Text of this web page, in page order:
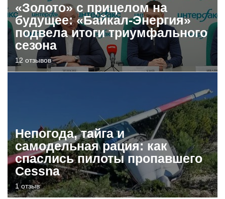
«Золото» с прицелом на
будущее: «Байкал-Энергия»
подвела итоги триумфального
сезона
12 отзывов
Непогода, тайга и
самодельная рация: как
спаслись пилоты пропавшего
Cessna
1 отзыв